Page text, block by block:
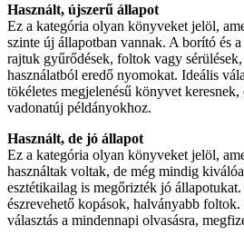
Használt, újszerű állapot
Ez a kategória olyan könyveket jelöl,
szinte új állapotban vannak. A borító és
rajtuk gyűrődések, foltok vagy
használatból eredő nyomokat. Ideális
tökéletes megjelenésű könyvet keresnek,
vadonatúj példányokhoz.
Használt, de jó állapot
Ez a kategória olyan könyveket jelöl,
használtak voltak, de még mindig
esztétikailag is megőrizték jó
észrevehető kopások, halványabb
választás a mindennapi olvasásra,